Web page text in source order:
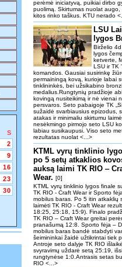
S
2
9
16
23
30
perėmė iniciatyvą, puikiai dirbo
puolimą. Skirtumas nuolat
kitos rinko taškus. KTU nerado
LSU
lygos
Birželio
lygos
ketverte,
LSU ir TK
komandos. Gausiai susirinkę
permainingą kovą, kurioje labai
tinklininkės, bei užsikabino
medalius.Rungtynių pradžioje
kovingą nusiteikimą ir nė vienai
persvaros. Seto pabaigoje TK
sužaidė svarbiausius epizodus,
atakas ir minimaliu skirtumu
nesėkmingo pirmojo seto LSU
labiau susikaupusi. Viso seto
rezultatas nuolat <...>
KTML vyrų tinklinio
po 5 setų atkaklios
auksą laimi TK RIO ‒
Wear. [0]
KTML vyrų tinklinio lygos finale
TK RIO - Craft Wear ir Sporto
mobilus baras. Po 5 itin atkaklių
laimėti TK RIO - Craft Wear
18:25, 25:18, 15:9). Finalo
TK RIO – Craft Wear greitai
pranašumą 12:8. Sporto fėja –
mobilus baras bandė stabdyti
šeimininkai žaidė užtikrintai tiek
Antroje seto dalyje TK RIO
svyravimų uždarė setą 25:19,
rungtynėse 1:0.Antrasis setas
RIO <...>